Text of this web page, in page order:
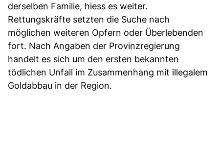
derselben Familie, hiess es weiter.
Rettungskräfte setzten die Suche nach
möglichen weiteren Opfern oder Überlebenden
fort. Nach Angaben der Provinzregierung
handelt es sich um den ersten bekannten
tödlichen Unfall im Zusammenhang mit illegalem
Goldabbau in der Region.